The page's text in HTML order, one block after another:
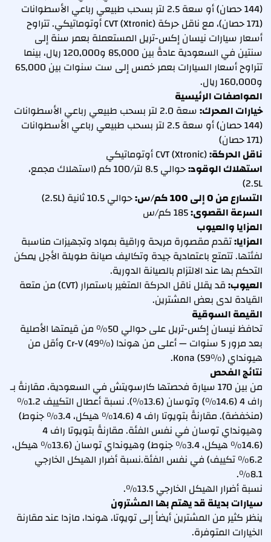
(144 حصان) أو سعة 2.5 لتر بسحب طبيعي رباعي الأسطوانات
(171 حصان)، مع ناقل حركة CVT (Xtronic) أوتوماتيكي. تتراوح
أسعار سيارات نيسان إكس-تريل المستعملة بعمر سنة إلى
سنتين في السعودية عادةً بين 85,000 و120,000 ريال، بينما
تتراوح أسعار السيارات بعمر خمس إلى ست سنوات بين 65,000
و160,000 ريال.
المواصفات الرئيسية
خيارات المحرك:
سعة 2.0 لتر بسحب طبيعي رباعي الأسطوانات
(144 حصان) أو سعة 2.5 لتر بسحب طبيعي رباعي الأسطوانات
(171 حصان)
ناقل الحركة:CVT (Xtronic) أوتوماتيكي
استهلاك الوقود:
حوالي 8.5 لتر/100 كم (استهلاك مجمع،
2.5L)
التسارع من 0 إلى 100 كم/س:
حوالي 10.5 ثانية (2.5L)
السرعة القصوى:185 كم/س
المزايا والعيوب
المزايا:تقدم مقصورة مريحة وراقية بمواد وتجهيزات مناسبة
لفئتها. تتمتع باعتمادية جيدة وتكاليف صيانة طويلة الأجل يمكن
التحكم بها عند الالتزام بالصيانة الدورية.
العيوب:
قد يقلل ناقل الحركة المتغير باستمرار (CVT) من متعة
القيادة لدى بعض المشترين.
القيمة السوقية
تحافظ نيسان إكس-تريل على حوالي 50% من قيمتها الأصلية
بعد مرور 5 سنوات — أعلى من هوندا Cr-V (49%) وأقل من
هيونداي Kona (59%).
نتائج الفحص
من بين 170 سيارة فحصتها كارسويتش في السعودية، مقارنةً بـ
راف 4 (14.6%) وتوسان (13.6%). نسبة أعطال التكييف 1.2%
(منخفضة). مقارنةً بتويوتا راف 4 (14.6% هيكل، 3.4% جنوط)
وهيونداي توسان في نفس الفئة. مقارنةً بتويوتا راف 4
(14.6% هيكل، 3.4% جنوط) وهيونداي توسان (13.6% هيكل،
6.2% تكييف) في نفس الفئة.نسبة أضرار الهيكل الخارجي
8.1%.
نسبة أضرار الهيكل الخارجي 13.5%.
سيارات بديلة قد يهتم بها المشترون
ينظر كثير من المشترين أيضاً إلى تويوتا، هوندا، مازدا عند مقارنة
الخيارات المتوفرة.